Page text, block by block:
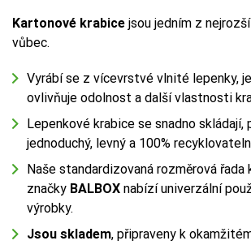
Kartonové krabice jsou jedním z
vůbec.
Vyrábí se z vícevrstvé vlnité lepenky,
ovlivňuje odolnost a další vlastnosti
Lepenkové krabice se snadno skládají,
jednoduchý, levný a 100%
Naše standardizovaná rozměrová řada
značky BALBOX nabízí univerzální
výrobky.
Jsou skladem, připraveny k